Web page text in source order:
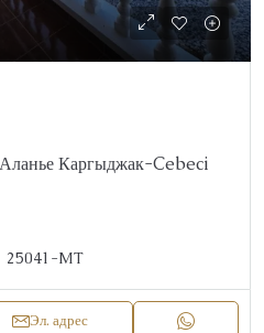
Каргыджак-Cebeci
25041-MT
Эл. адрес